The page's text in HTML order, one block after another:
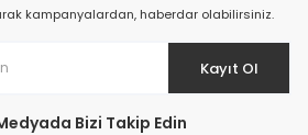
kampanyalardan, haberdar olabilirsiniz.
Kayıt Ol
Bizi Takip Edin